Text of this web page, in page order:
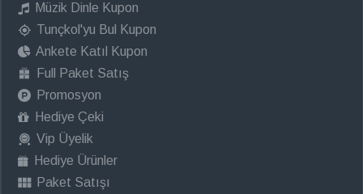
Müzik Dinle Kupon
Tunçkol'yu Bul Kupon
Ankete Katıl Kupon
Full Paket Satış
Promosyon
Hediye Çeki
Vip Üyelik
Hediye Ürünler
Paket Satışı